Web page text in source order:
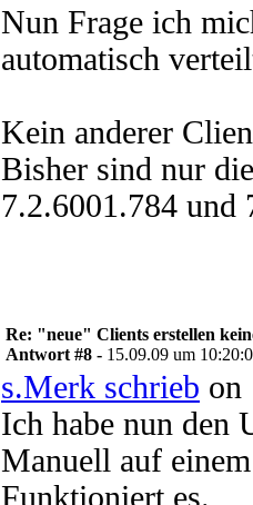
Nun Frage ich
automatisch
Kein anderer
Bisher sind nur
7.2.6001.784 und
Re: "neue" Clients erstellen
Antwort #8 - 15.09.09 um
s.Merk schrieb on
Ich habe nun den
Manuell auf
Funktioniert es.